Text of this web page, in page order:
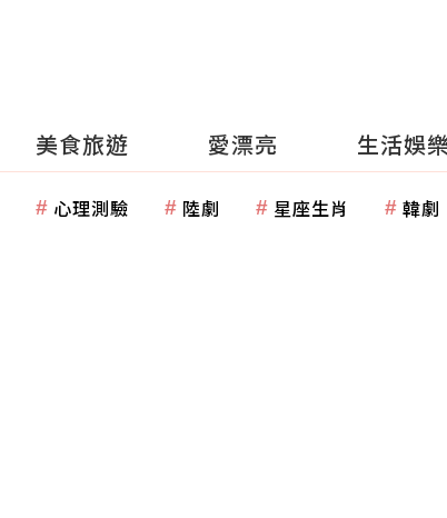
美食旅遊 愛漂亮 生活娛樂
心理測驗 陸劇 星座生肖 韓劇